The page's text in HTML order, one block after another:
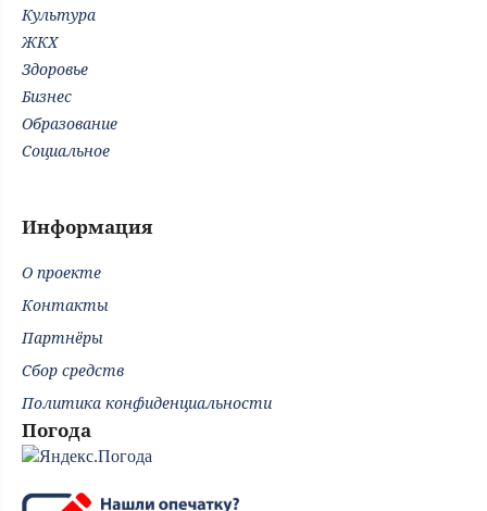
Культура
ЖКХ
Здоровье
Бизнес
Образование
Социальное
Информация
О проекте
Контакты
Партнёры
Сбор средств
Политика конфиденциальности
Погода